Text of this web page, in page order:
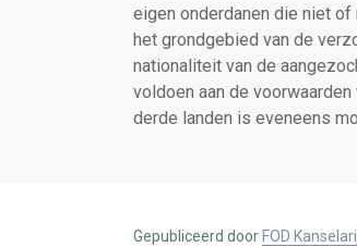
eigen onderdanen die niet
het grondgebied van de
nationaliteit van de
voldoen aan de
derde landen is eveneens
Gepubliceerd door FOD